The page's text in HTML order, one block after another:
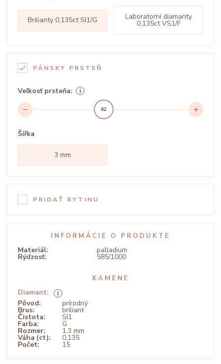
Brilianty 0,135ct SI1/G Laboratorní diamanty
0,135ct VS1/F
PÁNSKY PRSTEŇ
Veľkosť prsteňa:
62
Šířka
3 mm
PRIDAŤ RYTINU
INFORMÁCIE O PRODUKTE
Materiál: palladium
Rýdzosť: 585/1000
KAMENE
Diamant:
Pôvod:
prírodný
Brus: briliant
Čistota: SI1
Farba: G
Rozmer: 1,3 mm
Váha (ct): 0,135
Počet: 15